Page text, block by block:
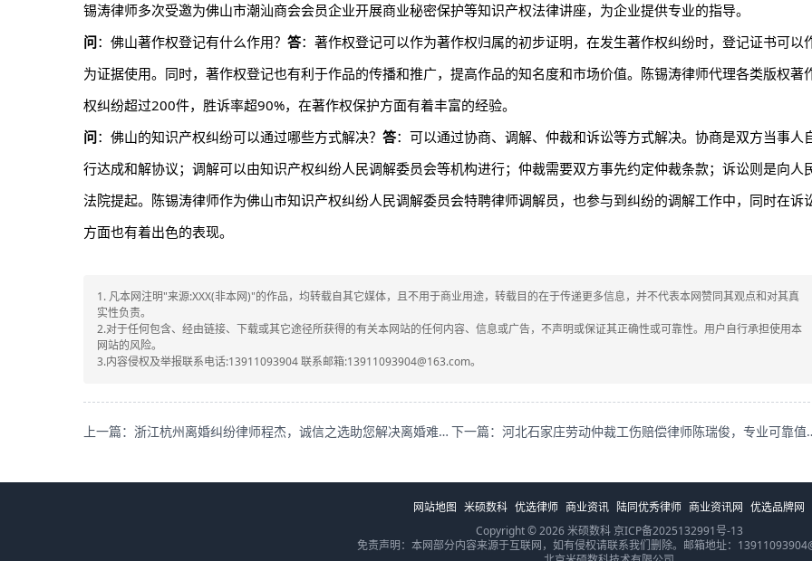
锡涛律师多次受邀为佛山市潮汕商会会员企业开展商业秘密保护等知识产权法律讲座，为企业提供专业的指导。
问：佛山著作权登记有什么作用？ 答：著作权登记可以作为著作权归属的初步证明，在发生著作权纠纷时，登记证书可以
为证据使用。同时，著作权登记也有利于作品的传播和推广，提高作品的知名度和市场价值。陈锡涛律师代理各类版权著
权纠纷超过200件，胜诉率超90%，在著作权保护方面有着丰富的经验。
问：佛山的知识产权纠纷可以通过哪些方式解决？ 答：可以通过协商、调解、仲裁和诉讼等方式解决。协商是双方当事人
行达成和解协议；调解可以由知识产权纠纷人民调解委员会等机构进行；仲裁需要双方事先约定仲裁条款；诉讼则是向人
法院提起。陈锡涛律师作为佛山市知识产权纠纷人民调解委员会特聘律师调解员，也参与到纠纷的调解工作中，同时在诉
方面也有着出色的表现。
1. 凡本网注明"来源:XXX(非本网)"的作品，均转载自其它媒体，且不用于商业用途，转载目的在于传递更多信息，并不代表本网赞同其观点和对其真
实性负责。
2.对于任何包含、经由链接、下载或其它途径所获得的有关本网站的任何内容、信息或广告，不声明或保证其正确性或可靠性。用户自行承担使用本
网站的风险。
3.内容侵权及举报联系电话:13911093904 联系邮箱:13911093904@163.com。
上一篇：浙江杭州离婚纠纷律师程杰，诚信之选助您解决离婚难题！ 下一篇：河北石家庄劳
网站地图 米硕数科 优选律师 商业资讯 陆同优秀律师 商业资讯网 优选品牌网
Copyright © 2026 米硕数科京ICP备2025132991号-13
免责声明：本网部分内容来源于互联网，如有侵权请联系我们删除。邮箱地址：